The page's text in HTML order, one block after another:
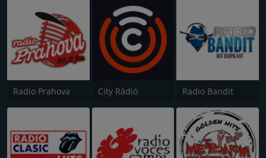
Radio Prahova City Rádió Radio Bandit